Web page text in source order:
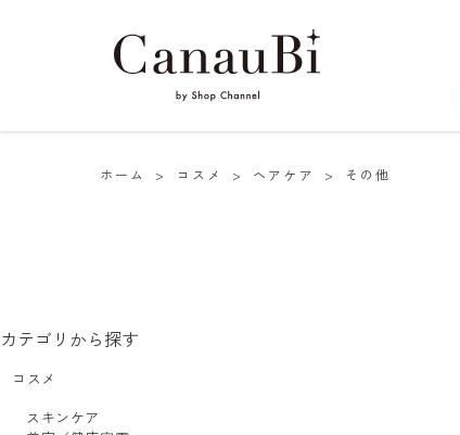
ホーム > コスメ > ヘアケア > その他
カテゴリから探す
コスメ
スキンケア